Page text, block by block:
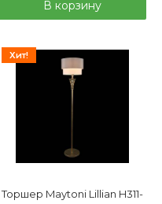
В корзину
Хит!
Торшер Maytoni Lillian H311-